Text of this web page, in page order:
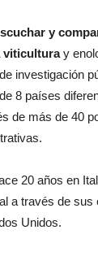
y
viticulturay
investigación
8 países
de más de 40
20 años en
a través de sus
Unidos.